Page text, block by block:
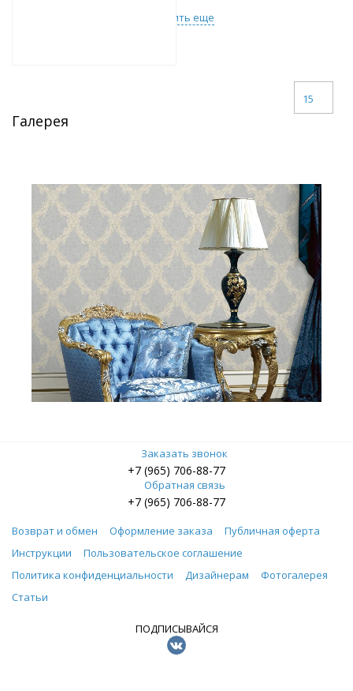
Загрузить еще
15
Галерея
Заказать звонок
+7 (965) 706-88-77
Обратная связь
+7 (965) 706-88-77
Возврат и обмен Оформление заказа
Публичная оферта
Инструкции
Пользовательское соглашение
Политика конфиденциальности
Дизайнерам
Фотогалерея
Статьи
ПОДПИСЫВАЙСЯ